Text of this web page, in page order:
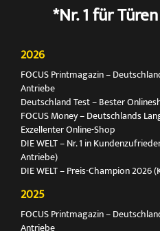
*Nr. 1 für
2026
FOCUS Printmagazin –
Antriebe
Deutschland Test – Bester
FOCUS Money – Deutschlands
Exzellenter Online-Shop
DIE WELT – Nr. 1 in
Antriebe)
DIE WELT – Preis-Champion
2025
FOCUS Printmagazin –
Antriebe